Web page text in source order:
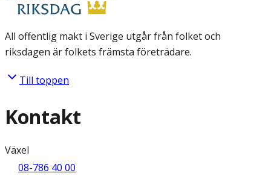
All offentlig makt i Sverige utgår från folket och
riksdagen är folkets främsta företrädare.
Till toppen
Kontakt
Växel
08-786 40 00